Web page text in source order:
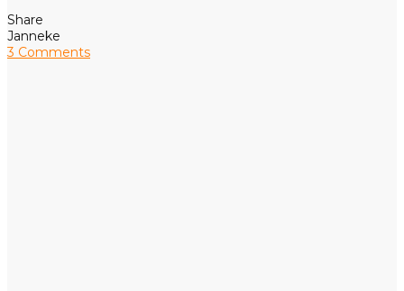
Share
Janneke
3 Comments